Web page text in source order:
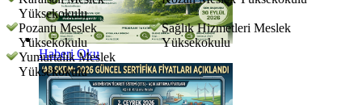
Haberi Oku
Yüksekokulu
Pozantı Meslek
Yüksekokulu
Sağlık Hizmetleri Meslek
Yüksekokulu
Yumurtalık Meslek
Yüksekokulu